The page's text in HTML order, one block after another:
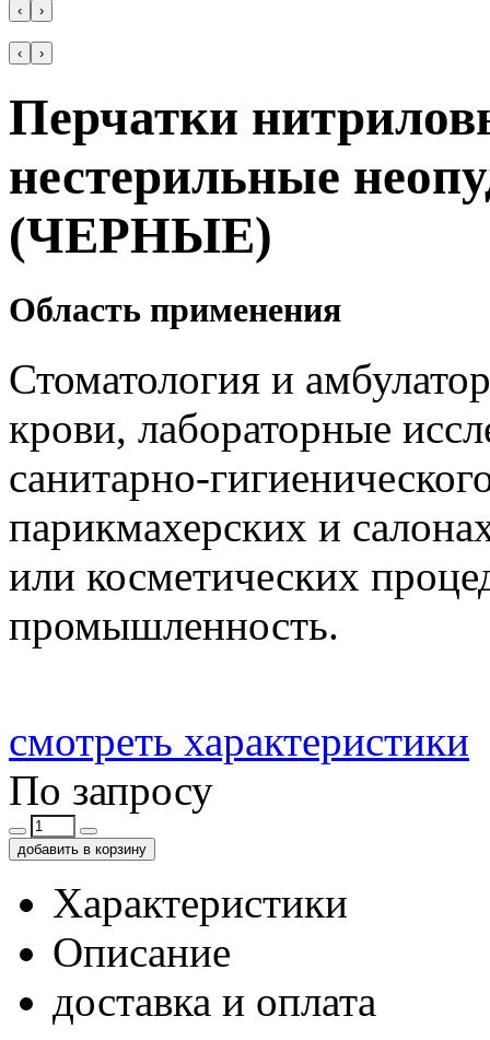
‹ ›
‹ ›
Перчатки
нестерильные
(ЧЕРНЫЕ)
Область применения
Стоматология и
крови, лабораторные
санитарно-
парикмахерских и
или косметических
промышленность.
смотреть характеристики
По запросу
добавить в корзину
Характеристики
Описание
доставка и оплата